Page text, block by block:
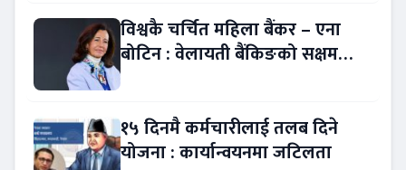
विश्वकै चर्चित महिला बैंकर – एना
बोटिन : वेलायती बैंकिङको सक्षम
१५ दिनमै कर्मचारीलाई तलब दिने
योजना : कार्यान्वयनमा जटिलता